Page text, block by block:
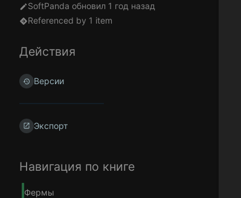
SoftPanda обновил 1 год назад
Referenced by 1 item
Действия
Версии
Экспорт
Навигация по книге
Фермы